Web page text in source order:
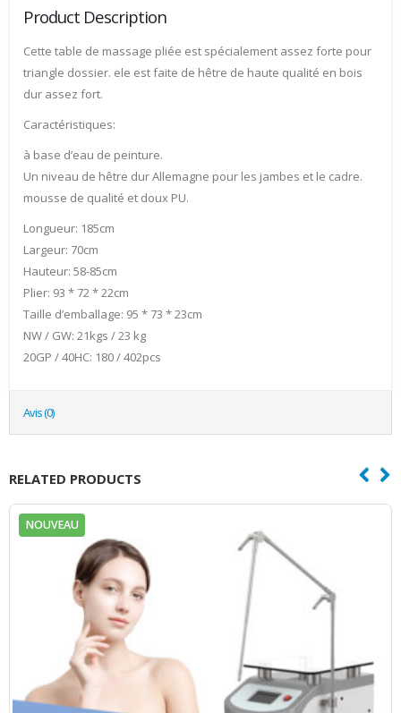
Product Description
Cette table de massage pliée est spécialement assez forte pour
triangle dossier. ele est faite de hêtre de haute qualité en bois
dur assez fort.
Caractéristiques:
à base d’eau de peinture.
Un niveau de hêtre dur Allemagne pour les jambes et le cadre.
mousse de qualité et doux PU.
Longueur: 185cm
Largeur: 70cm
Hauteur: 58-85cm
Plier: 93 * 72 * 22cm
Taille d’emballage: 95 * 73 * 23cm
NW / GW: 21kgs / 23 kg
20GP / 40HC: 180 / 402pcs
Avis (0)
RELATED PRODUCTS